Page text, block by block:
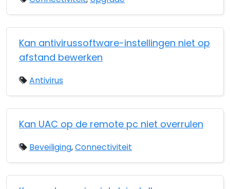
Kan antivirussoftware-instellingen niet op
afstand bewerken
Antivirus
Kan UAC op de remote pc niet overrulen
Beveiliging,Connectiviteit